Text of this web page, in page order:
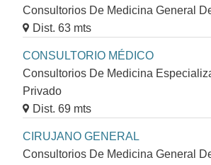
Consultorios De Medicina General
Dist. 63 mts
CONSULTORIO MÉDICO
Consultorios De Medicina
Privado
Dist. 69 mts
CIRUJANO GENERAL
Consultorios De Medicina General